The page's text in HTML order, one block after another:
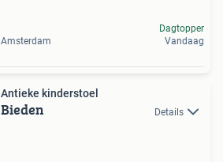
Amsterdam
Dagtopper
Vandaag
Antieke kinderstoel
Bieden Details